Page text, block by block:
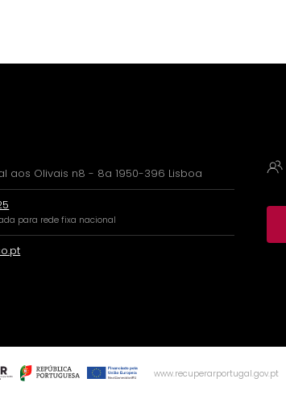
aos Olivais n8 - 8a 1950-396 Lisboa
para rede fixa nacional
www.recuperarportugal.gov.pt